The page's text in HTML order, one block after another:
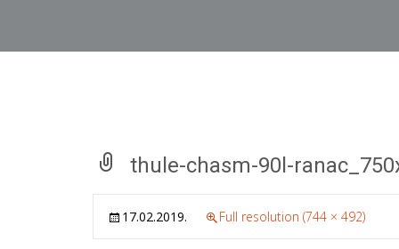
thule-chasm-90l-
17.02.2019. Full resolution (744 × 492)